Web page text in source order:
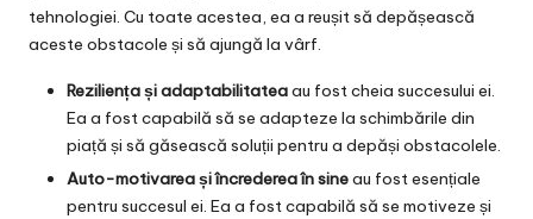
tehnologiei. Cu toate acestea, ea a reușit să depășească
aceste obstacole și să ajungă la vârf.
Reziliența și adaptabilitateaau fost cheia succesului ei.
Ea a fost capabilă să se adapteze la schimbările din
piață și să găsească soluții pentru a depăși obstacolele.
Auto-motivarea și încrederea în sineau fost esențiale
pentru succesul ei. Ea a fost capabilă să se motiveze și